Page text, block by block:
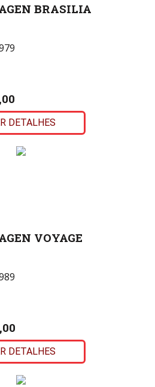
BRASILIA
DETALHES
VOYAGE
DETALHES